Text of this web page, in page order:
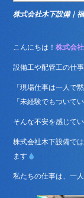
株式会社木下設備｜
こんにちは！株式会
設備工や配管工の仕
「現場仕事は一人で
「未経験でもついて
そんな不安を感じて
株式会社木下設備で
ます
私たちの仕事は、一